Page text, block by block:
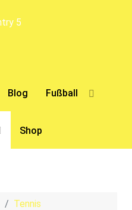
Blog Fußball
Shop
Tennis